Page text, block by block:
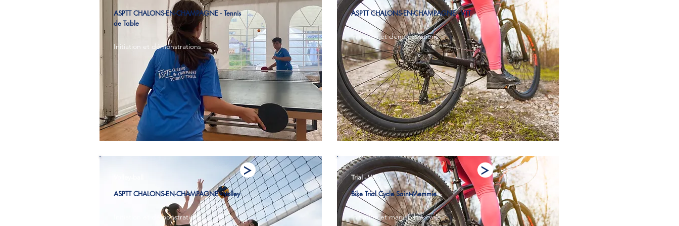
ASPTT CHALONS-EN-CHAMPAGNE - Tennis
de Table
Initiation et démonstrations
ASPTT CHALONS-EN-CHAMPAGNE - Volley
Initiation et démonstrations
ASPTT CHALONS-EN-CHAMPAGNE - VTT
Initiation et démonstrations
Trial - Vélo
Bike Trial Cycle Saint-Memmie
Initiation et maniabilité cycle